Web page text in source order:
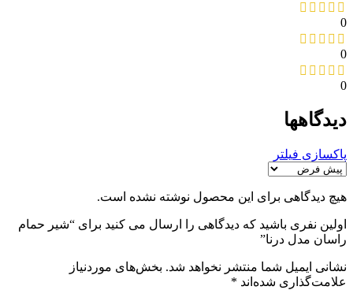
0
0
0
دیدگاهها
پاکسازی فیلتر
هیچ دیدگاهی برای این محصول نوشته نشده است.
اولین نفری باشید که دیدگاهی را ارسال می کنید برای “شیر حمام
راسان مدل درنا”
نشانی ایمیل شما منتشر نخواهد شد. بخش‌های موردنیاز
علامت‌گذاری شده‌اند *